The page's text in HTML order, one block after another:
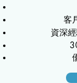
客
資深